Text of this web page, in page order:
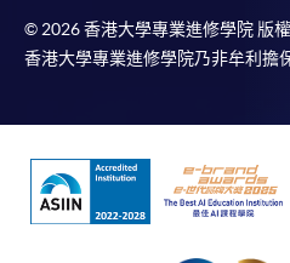
© 2026 香港大學專業進修學院 版
香港大學專業進修學院乃非牟利擔